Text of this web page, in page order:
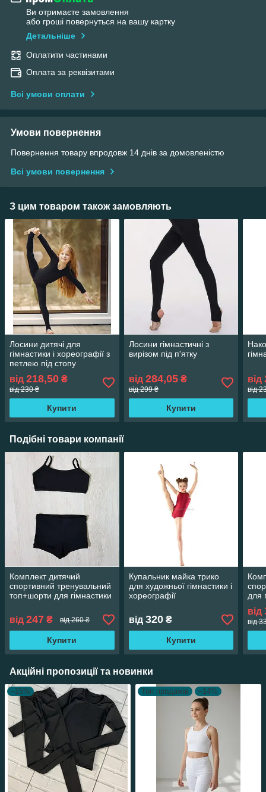
Ви отримаєте замовлення
або гроші повернуться на вашу картку
Детальніше
Оплатити частинами
Оплата за реквізитами
Всі умови оплати
Умови повернення
Повернення товару впродовж 14 днів за домовленістю
Всі умови повернення
З цим товаром також замовляють
Лосини дитячі для
гімнастики і хореографії з
петлею під стопу
від 218,50 ₴
від 230 ₴
Купити
Лосини гімнастичні з
вирізом під п'ятку
від 284,05₴
від 299 ₴
Купити
від
від
Подібні товари компанії
Комплект дитячий
спортивний тренувальний
топ+шорти для гімнастики
від 247 ₴ від 260 ₴
Купити
Купальник майка трико
для художньої гімнастики і
хореографії
від 320₴
Купити
для
від
від
Акційні пропозиції та новинки
–15% Топ продажів –14%